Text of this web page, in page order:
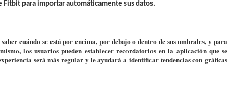
Fitbit para importar automáticamente sus datos.
cuándo se está por encima, por debajo o dentro de sus umbrales, y para
los usuarios pueden establecer recordatorios en la aplicación que se
será más regular y le ayudará a identificar tendencias con gráficas